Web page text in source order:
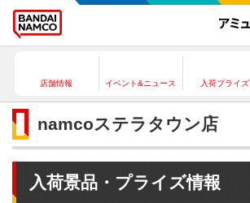
店舗情報 イベント&ニュース 入荷プライズ
namcoステラタウン店
入荷景品・プライズ情報